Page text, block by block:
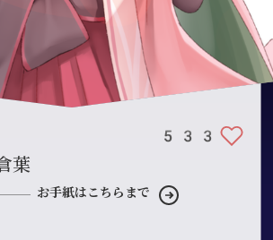
533
葉
お手紙はこちらまで